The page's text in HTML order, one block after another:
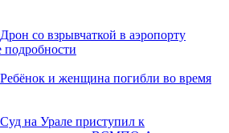
Дрон со взрывчаткой в аэропорту
подробности
Ребёнок и женщина погибли во время
Суд на Урале приступил к